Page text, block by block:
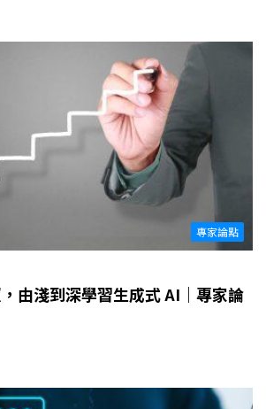
專家論點
由淺到深學習生成式 AI｜專家論